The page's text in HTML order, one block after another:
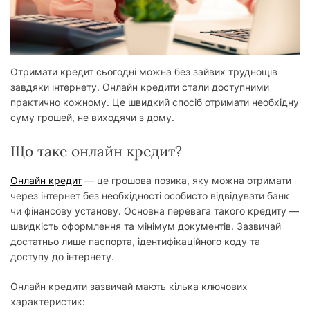
Отримати кредит сьогодні можна без зайвих труднощів
завдяки інтернету. Онлайн кредити стали доступними
практично кожному. Це швидкий спосіб отримати необхідну
суму грошей, не виходячи з дому.
Що таке онлайн кредит?
Онлайн кредит — це грошова позика, яку можна отримати
через інтернет без необхідності особисто відвідувати банк
чи фінансову установу. Основна перевага такого кредиту —
швидкість оформлення та мінімум документів. Зазвичай
достатньо лише паспорта, ідентифікаційного коду та
доступу до інтернету.
Онлайн кредити зазвичай мають кілька ключових
характеристик: